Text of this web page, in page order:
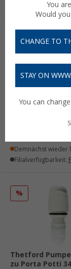
%
Thetford
Demnächst wieder
Filialverfügbarkeit:
%
Thetford
zu Porta Potti
You
Would
CHANGE TO
STAY ON
You can